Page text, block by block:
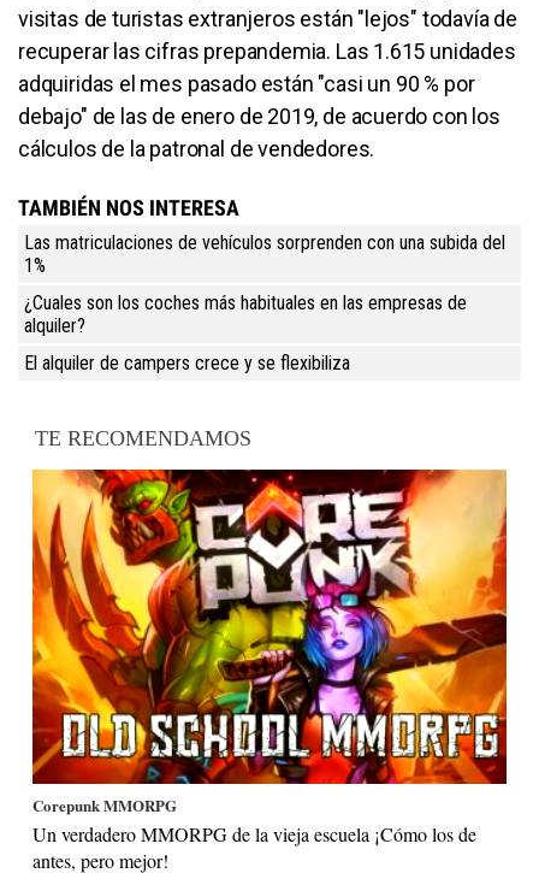
visitas de turistas extranjeros están "lejos" todavía de
recuperar las cifras prepandemia. Las 1.615 unidades
adquiridas el mes pasado están "casi un 90 % por
debajo" de las de enero de 2019, de acuerdo con los
cálculos de la patronal de vendedores.
TAMBIÉN NOS INTERESA
Las matriculaciones de vehículos sorprenden con una subida del
1%
¿Cuales son los coches más habituales en las empresas de
alquiler?
El alquiler de campers crece y se flexibiliza
TE RECOMENDAMOS
Corepunk MMORPG
Un verdadero MMORPG de la vieja escuela ¡Cómo los de
antes, pero mejor!